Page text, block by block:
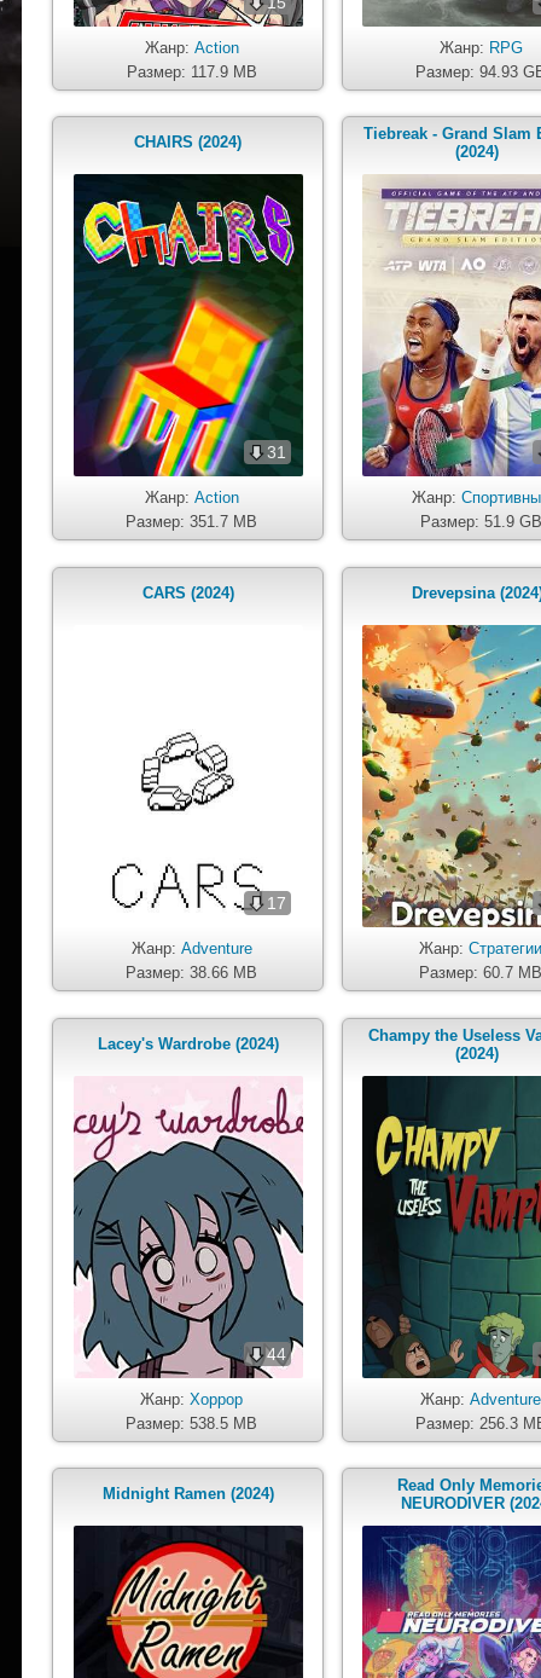
Жанр: Action
Размер: 117.9 MB
Жанр: RPG
Размер: 94.93
CHAIRS (2024)
31
Жанр: Action
Размер: 351.7 MB
Tiebreak - Grand Slam
(2024)
Жанр:
Размер: 51.9 GB
CARS (2024)
17
Жанр: Adventure
Размер: 38.66 MB
Drevepsina
Жанр:
Размер: 60.7
Lacey's Wardrobe (2024)
44
Жанр:Хоррор
Размер: 538.5 MB
Champy the Useless
(2024)
Жанр:Adventure
Размер: 256.3
Midnight Ramen (2024)
Read Only
NEURODIVER